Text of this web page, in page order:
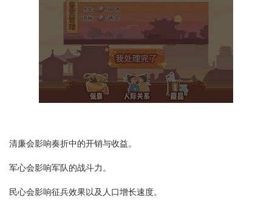
清廉会影响奏折中的开销与收益。
军心会影响军队的战斗力。
民心会影响征兵效果以及人口增长速度。